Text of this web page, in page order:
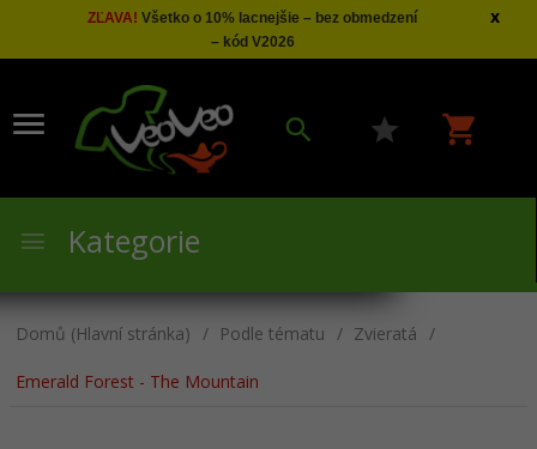
ZĽAVA! Všetko o 10% lacnejšie – bez obmedzení
– kód V2026
x
Kategorie
Domů (Hlavní stránka) Podle tématu Zvieratá
Emerald Forest - The Mountain